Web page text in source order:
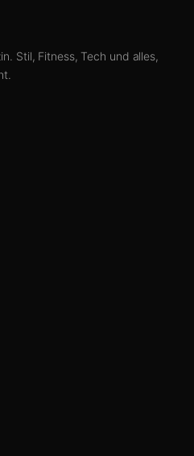
Stil, Fitness, Tech und alles,